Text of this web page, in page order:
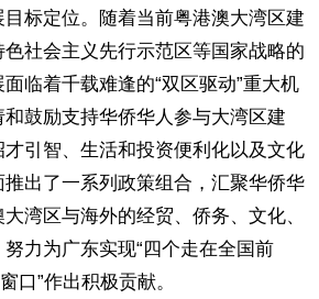
标定位。随着当前粤港澳大湾区建
社会主义先行示范区等国家战略的
临着千载难逢的“双区驱动”重大机
鼓励支持华侨华人参与大湾区建
引智、生活和投资便利化以及文化
出了一系列政策组合，汇聚华侨华
湾区与海外的经贸、侨务、文化、
力为广东实现“四个走在全国前
口”作出积极贡献。